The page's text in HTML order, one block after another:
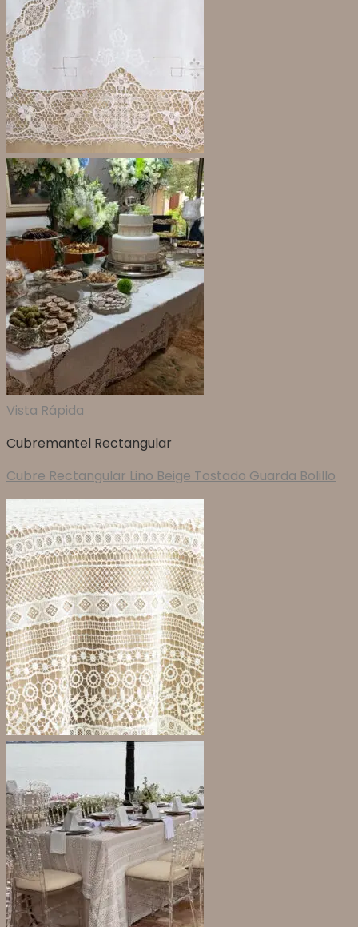
Vista Rápida
Cubremantel Rectangular
Cubre Rectangular Lino Beige Tostado Guarda Bolillo